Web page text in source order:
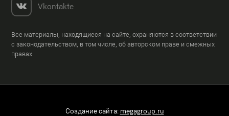
Vkontakte
Все материалы, находящиеся на сайте, охраняются в соответствии
с законодательством, в том числе, об авторском праве и смежных
правах
Создание сайта: megagroup.ru